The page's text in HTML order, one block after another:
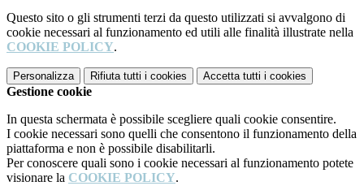
Questo sito o gli strumenti terzi da questo utilizzati si avvalgono di
cookie necessari al funzionamento ed utili alle finalità illustrate nella
COOKIE POLICY.
Personalizza Rifiuta tutti i cookies Accetta tutti i cookies
Gestione cookie
In questa schermata è possibile scegliere quali cookie consentire.
I cookie necessari sono quelli che consentono il funzionamento della
piattaforma e non è possibile disabilitarli.
Per conoscere quali sono i cookie necessari al funzionamento potete
visionare la COOKIE POLICY.